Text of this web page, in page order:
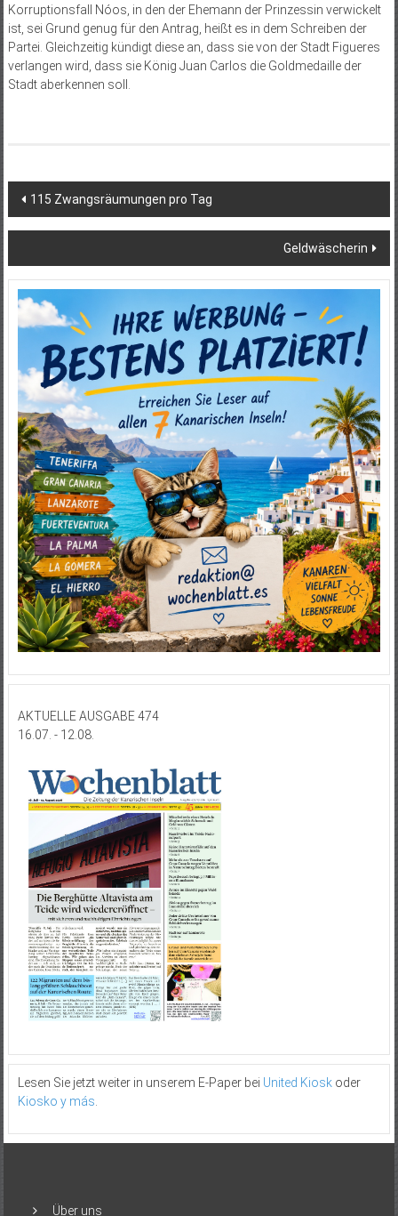
Korruptionsfall Nóos, in den der Ehemann der Prinzessin verwickelt
ist, sei Grund genug für den Antrag, heißt es in dem Schreiben der
Partei. Gleichzeitig kündigt diese an, dass sie von der Stadt Figueres
verlangen wird, dass sie König Juan Carlos die Goldmedaille der
Stadt aberkennen soll.
Beitragsnavigation
115 Zwangsräumungen pro Tag
Geldwäscherin
AKTUELLE AUSGABE 474
16.07. - 12.08.
Lesen Sie jetzt weiter in unserem E-Paper bei United Kioskoder
Kiosko y más
Über uns